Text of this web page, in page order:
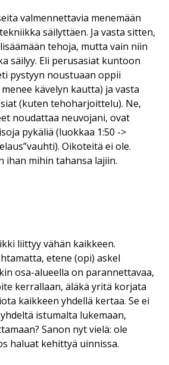
valmennettavia menemään
säilyttäen. Ja vasta sitten,
tehoja, mutta vain niin
säilyy. Eli perusasiat kuntoon
pystyyn noustuaan oppii
kävelyn kautta) ja vasta
(kuten tehoharjoittelu). Ne,
noudattaa neuvojani, ovat
pykäliä (luokkaa 1:50 ->
Oikoteitä ei ole.
ihan mihin tahansa lajiin.
liittyy vähän kaikkeen.
etene (opi) askel
osa-alueella on parannettavaa,
kerrallaan, äläkä yritä korjata
kaikkeen yhdellä kertaa. Se ei
istumalta lukemaan,
Sanon nyt vielä: ole
haluat kehittyä uinnissa.